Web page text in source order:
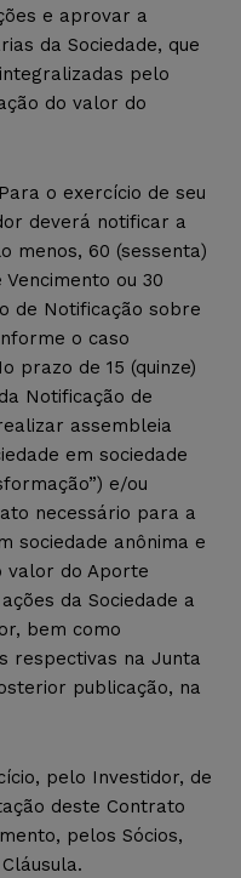
e aprovar a
da Sociedade, que
pelo
do valor do
o exercício de seu
deverá notificar a
menos, 60 (sessenta)
ou 30
de Notificação sobre
o caso
prazo de 15 (quinze)
Notificação de
assembleia
em sociedade
e/ou
necessário para a
sociedade anônima e
valor do Aporte
da Sociedade a
bem como
respectivas na Junta
publicação, na
pelo Investidor, de
deste Contrato
pelos Sócios,